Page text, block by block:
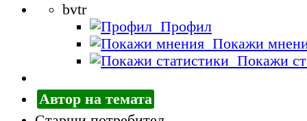
bvtr
Профил
Покажи
Покажи
Автор на темата